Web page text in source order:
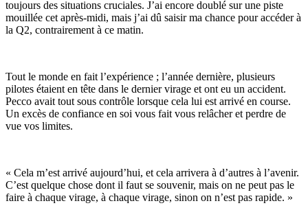
toujours des situations cruciales. J’ai encore doublé sur une piste
mouillée cet après-midi, mais j’ai dû saisir ma chance pour accéder à
la Q2, contrairement à ce matin.
Tout le monde en fait l’expérience ; l’année dernière, plusieurs
pilotes étaient en tête dans le dernier virage et ont eu un accident.
Pecco avait tout sous contrôle lorsque cela lui est arrivé en course.
Un excès de confiance en soi vous fait vous relâcher et perdre de
vue vos limites.
« Cela m’est arrivé aujourd’hui, et cela arrivera à d’autres à l’avenir.
C’est quelque chose dont il faut se souvenir, mais on ne peut pas le
faire à chaque virage, à chaque virage, sinon on n’est pas rapide. »